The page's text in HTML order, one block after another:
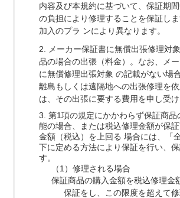
内容及び本規約に基づいて、保証期
の負担により修理することを保証し
加入のプラ ンにより異なります。
2. メーカー保証書に無償出張修理対
品の場合の出張（料金）。なお、メ
に無償修理出張対象 の記載がない場
離島もしくは遠隔地への出張修理を
は、その出張に要する費用を申し受け
3. 第1項の規定にかかわらず保証商品
能の場合、または税込修理金額が保
金額（税込）を上回る 場合には、「
下に定める方法により保証を行い、
す。
（1）修理される場合
保証商品の購入金額を税込修理金
保証をし、この限度を超えて